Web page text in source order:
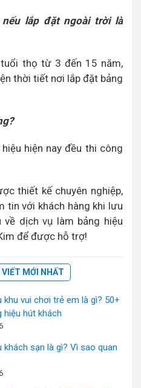
lắp đặt ngoài trời là
thọ từ 3 đến 15 năm,
thời tiết nơi lắp đặt bảng
hiện nay đều thi công
thiết kế chuyên nghiệp,
tin với khách hàng khi lưu
dịch vụ làm bảng hiệu
để được hỗ trợ!
VIẾT MỚI NHẤT
khu vui chơi trẻ em là gì? 50+
hiệu hút khách
khách sạn là gì? Vì sao quan